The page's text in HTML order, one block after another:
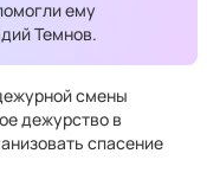
ему
Темнов.
смены
дежурство в
спасение